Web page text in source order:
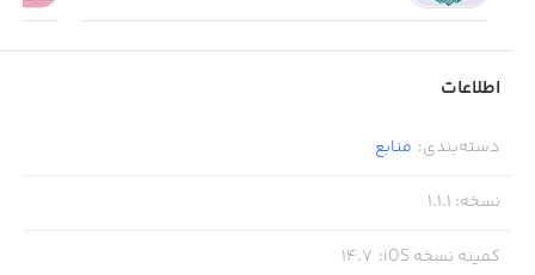
اطلاعات
دسته‌بندی: منابع
نسخه:
1.1.1
کمینه نسخه iOS :
14.7